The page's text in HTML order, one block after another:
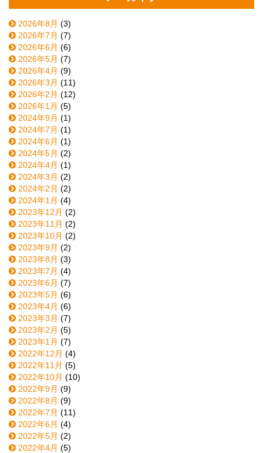
2026年8月 (3)
2026年7月 (7)
2026年6月 (6)
2026年5月 (7)
2026年4月 (9)
2026年3月 (11)
2026年2月 (12)
2026年1月 (5)
2024年9月 (1)
2024年7月 (1)
2024年6月 (1)
2024年5月 (2)
2024年4月 (1)
2024年3月 (2)
2024年2月 (2)
2024年1月 (4)
2023年12月 (2)
2023年11月 (2)
2023年10月 (2)
2023年9月 (2)
2023年8月 (3)
2023年7月 (4)
2023年6月 (7)
2023年5月 (6)
2023年4月 (6)
2023年3月 (7)
2023年2月 (5)
2023年1月 (7)
2022年12月 (4)
2022年11月 (5)
2022年10月 (10)
2022年9月 (9)
2022年8月 (9)
2022年7月 (11)
2022年6月 (4)
2022年5月 (2)
2022年4月 (5)